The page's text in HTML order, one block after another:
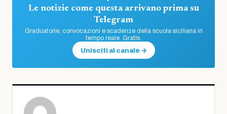
Le notizie come questa arrivano prima su
Telegram
Graduatorie, convocazioni e scadenze della scuola siciliana in
tempo reale. Gratis.
Unisciti al canale →